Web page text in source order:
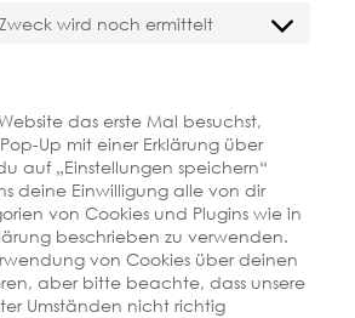
service
Zweck wird noch ermittelt
Consent
das erste Mal besuchst,
Up mit einer Erklärung über
auf „Einstellungen speichern“
deine Einwilligung alle von dir
von Cookies und Plugins wie in
beschrieben zu verwenden.
von Cookies über deinen
aber bitte beachte, dass unsere
Umständen nicht richtig